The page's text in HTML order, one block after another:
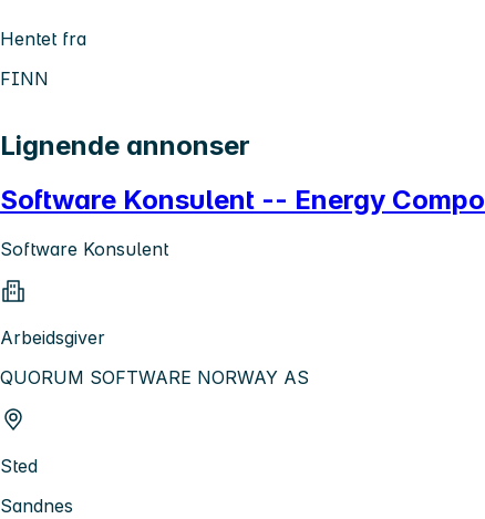
Hentet fra
FINN
Lignende annonser
Software Konsulent -- Energy
Software Konsulent
Arbeidsgiver
QUORUM SOFTWARE NORWAY AS
Sted
Sandnes